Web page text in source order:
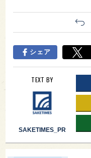
シェア
TEXT BY
SAKETIMES_PR